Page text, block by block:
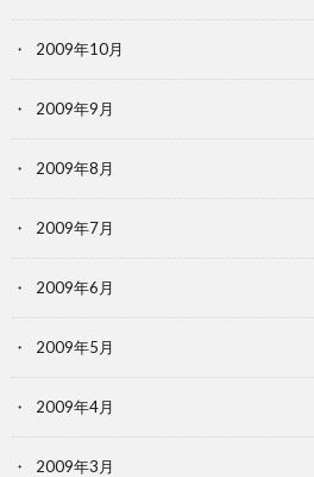
2009年10月
2009年9月
2009年8月
2009年7月
2009年6月
2009年5月
2009年4月
2009年3月